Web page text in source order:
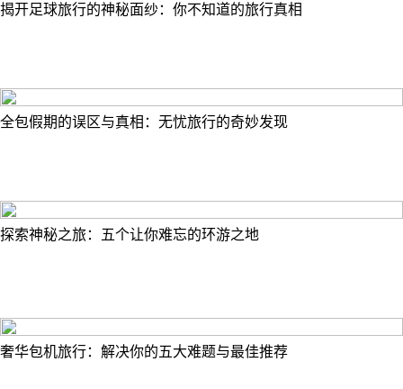
揭开足球旅行的神秘面纱：你不知道的旅行真相
全包假期的误区与真相：无忧旅行的奇妙发现
探索神秘之旅：五个让你难忘的环游之地
奢华包机旅行：解决你的五大难题与最佳推荐